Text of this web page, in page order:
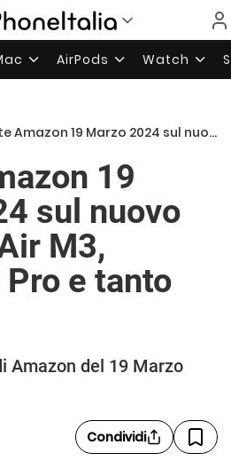
AirPods Watch
19 Marzo 2024 sul nuovo MacBook Air M3, iPhone 15 Pro e tanto altro
19
sul nuovo
M3,
e tanto
Amazon del 19 Marzo
Condividi